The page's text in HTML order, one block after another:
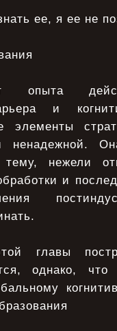
ее, я ее не
опыта
и
элементы
нежели
и
главы
однако,